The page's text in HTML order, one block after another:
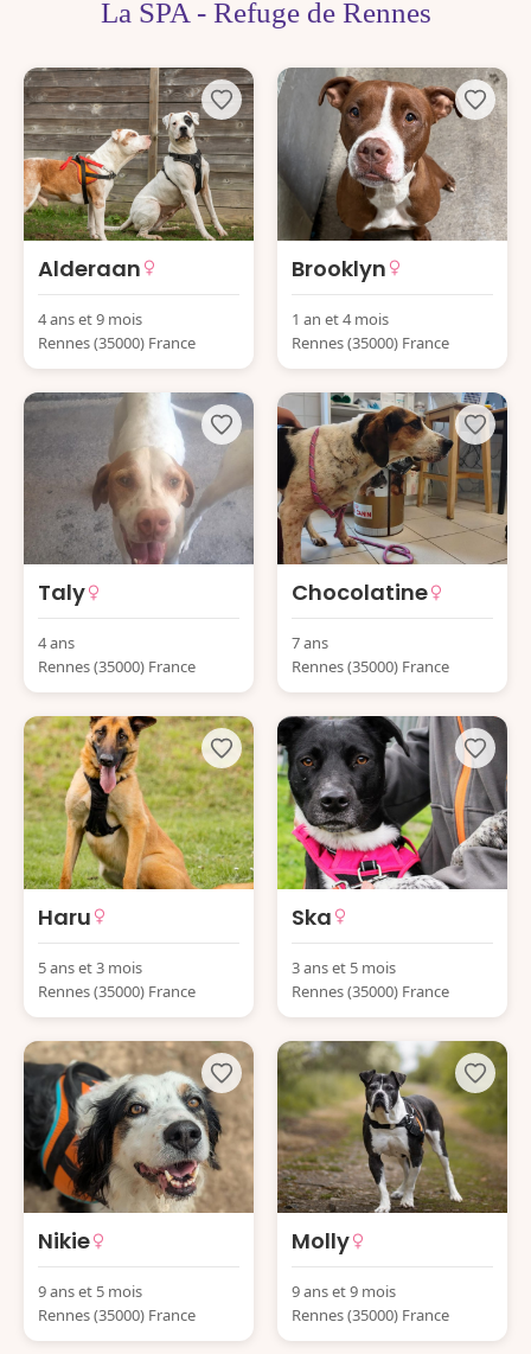
La SPA - Refuge de Rennes
Alderaan
4 ans et 9 mois
Rennes (35000) France
Brooklyn
1 an et 4 mois
Rennes (35000) France
Taly
4 ans
Rennes (35000) France
Chocolatine
7 ans
Rennes (35000) France
Haru
5 ans et 3 mois
Rennes (35000) France
Ska
3 ans et 5 mois
Rennes (35000) France
Nikie
9 ans et 5 mois
Rennes (35000) France
Molly
9 ans et 9 mois
Rennes (35000) France